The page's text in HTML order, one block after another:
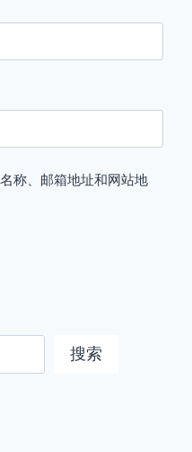
称、邮箱地址和网站地
搜索